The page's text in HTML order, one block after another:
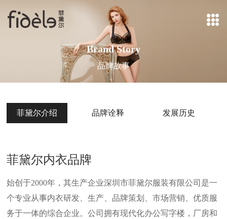
Brand Story
品牌故事
菲黛尔介绍 品牌诠释 发展历史
菲黛尔内衣品牌
始创于2000年，其生产企业深圳市菲黛尔服装有限公司是一
个专业从事内衣研发、生产、品牌策划、市场营销、优质服
务于一体的综合企业。公司拥有现代化办公写字楼，厂房和